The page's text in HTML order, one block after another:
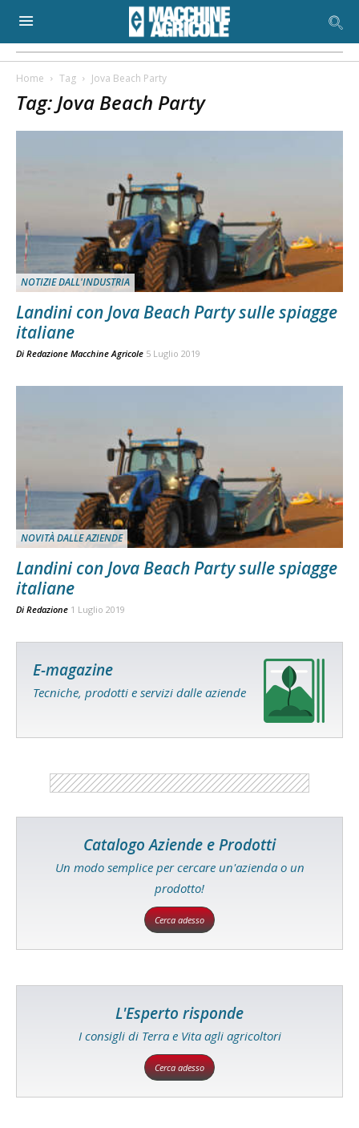
Home Tag Jova Beach Party
Tag: Jova Beach Party
NOTIZIE DALL'INDUSTRIA
Landini con Jova Beach Party sulle spiagge
italiane
Di Redazione Macchine Agricole 5 Luglio 2019
NOVITÀ DALLE AZIENDE
Landini con Jova Beach Party sulle spiagge
italiane
Di Redazione 1 Luglio 2019
E-magazine
Tecniche, prodotti e servizi dalle aziende
Catalogo Aziende e Prodotti
Un modo semplice per cercare un'azienda o un
prodotto!
Cerca adesso
L'Esperto risponde
I consigli di Terra e Vita agli agricoltori
Cerca adesso